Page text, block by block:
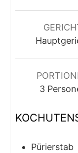
3
Pürierstab